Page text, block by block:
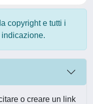
copyright e tutti i
o creare un link